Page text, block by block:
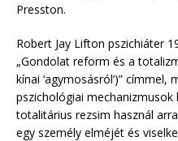
Presston.
Robert Jay Lifton pszichiáter
„Gondolat reform és a
kínai ‘agymosásról’)”
pszichológiai
totalitárius rezsim használ
egy személy elméjét és